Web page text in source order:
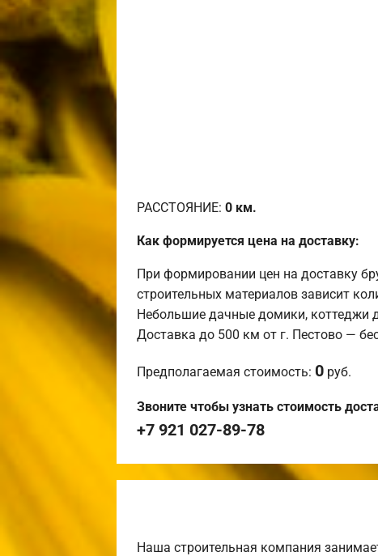
РАССТОЯНИЕ: 0 км.
Как формируется цена на доставку:
При формировании цен на доставку
строительных материалов зависит
Небольшие дачные домики, коттеджи
Доставка до 500 км от г. Пестово —
Предполагаемая стоимость: 0 руб.
Звоните чтобы узнать стоимость
+7 921 027-89-78
Наша строительная компания